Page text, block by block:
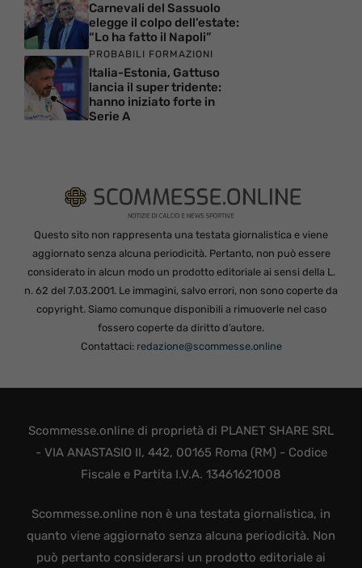
Carnevali del Sassuolo
elegge il colpo dell’estate:
“Lo ha fatto il Napoli”
PROBABILI FORMAZIONI
Italia-Estonia, Gattuso
lancia il super tridente:
hanno iniziato forte in
Serie A
Questo sito non rappresenta una testata giornalistica e viene
aggiornato senza alcuna periodicità. Pertanto, non può essere
considerato in alcun modo un prodotto editoriale ai sensi della L.
n. 62 del 7.03.2001. Le immagini, salvo errori, non sono coperte da
copyright. Siamo comunque disponibili a rimuoverle nel caso
fossero coperte da diritto d’autore.
Contattaci: redazione@scommesse.online
Scommesse.online di proprietà di PLANET SHARE SRL
- VIA ANASTASIO II, 442, 00165 Roma (RM) - Codice
Fiscale e Partita I.V.A. 13461621008
Scommesse.online non è una testata giornalistica, in
quanto viene aggiornato senza alcuna periodicità. Non
può pertanto considerarsi un prodotto editoriale ai